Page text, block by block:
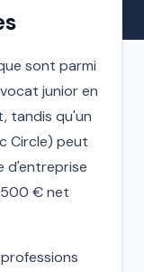
sont parmi
junior en
tandis qu'un
Circle) peut
d'entreprise
€ net